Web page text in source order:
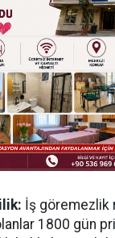
İş göremezlik
1800 gün